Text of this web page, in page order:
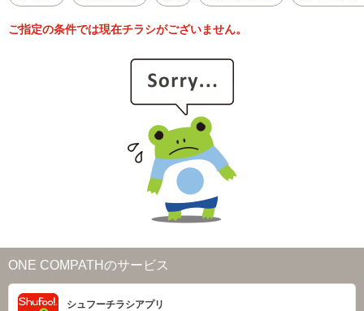
ご指定の条件では現在チラシがございません。
ONE COMPATHのサービス
シュフーチラシアプリ